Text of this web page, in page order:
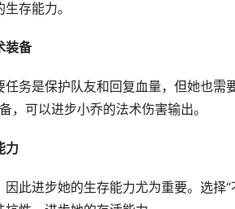
存能力。
装备
务是保护队友和回复血量，但她也需
，可以进步小乔的法术伤害输出。
力
此进步她的生存能力尤为重要。选择“